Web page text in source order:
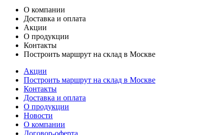
О компании
Доставка и оплата
Акции
О продукции
Контакты
Построить маршрут на склад в Москве
Акции
Построить маршрут на склад в Москве
Контакты
Доставка и оплата
О продукции
Новости
О компании
Договор-оферта